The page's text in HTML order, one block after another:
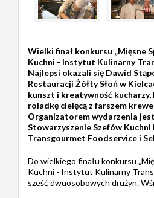
Wielki finał konkursu „Mięsne
Kuchni - Instytut Kulinarny
Najlepsi okazali się Dawid
Restauracji Żółty Słoń w
kunszt i kreatywność
roladkę cielęcą z farszem
Organizatorem wydarzenia
Stowarzyszenie Szefów Kuchni
Transgourmet Foodservice i
Do wielkiego finału konkursu
Kuchni - Instytut Kulinarny
sześć dwuosobowych drużyn.